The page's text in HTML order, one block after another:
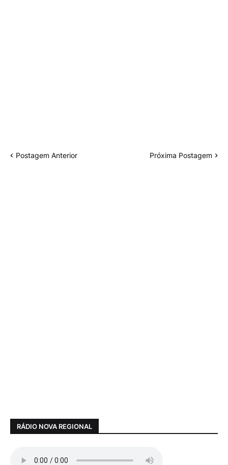
Postagem Anterior Próxima Postagem
RÁDIO NOVA REGIONAL